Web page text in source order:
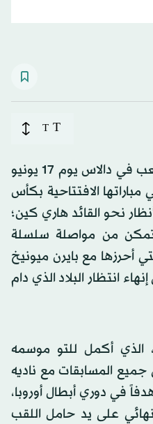
T
T
عندما تدخل إنجلترا إلى الملعب في دالاس يوم 17 يونيو
الافتتاحية بكأس
نحو القائد هاري كين؛
من مواصلة سلسلة
أحرزها مع بايرن ميونيخ
انتظار البلاد الذي دام
(32 عاماً)، الذي أكمل للتو موسمه
61 هدفاً في جميع المسابقات مع ناديه
هذا الموسم، بينها 14 هدفاً في دوري أبطال أوروبا،
على يد حامل اللقب